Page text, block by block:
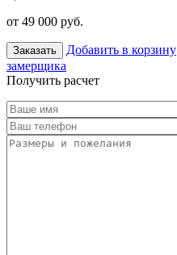
от 49 000 руб.
Заказать Добавить в корзину
замерщика
Получить расчет